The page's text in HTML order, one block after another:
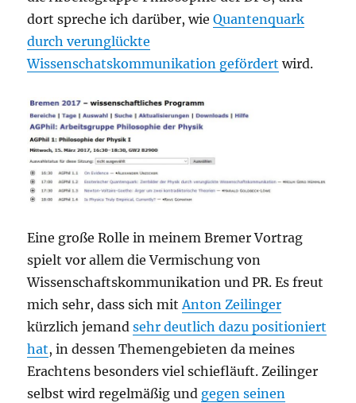
dort spreche ich darüber, wieQuantenquark
durch verunglückte
Wissenschatskommunikation gefördert wird.
Eine große Rolle in meinem Bremer Vortrag
spielt vor allem die Vermischung von
Wissenschaftskommunikation und PR. Es freut
mich sehr, dass sich mitAnton Zeilinger
kürzlich jemandsehr deutlich dazu positioniert
hat, in dessen Themengebieten da meines
Erachtens besonders viel schiefläuft. Zeilinger
selbst wird regelmäßig und gegen seinen